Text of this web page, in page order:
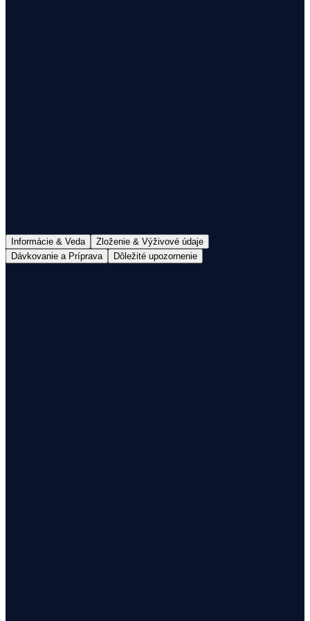
Informácie & Veda
Zloženie & Výživové údaje
Dávkovanie a Príprava
Dôležité upozornenie